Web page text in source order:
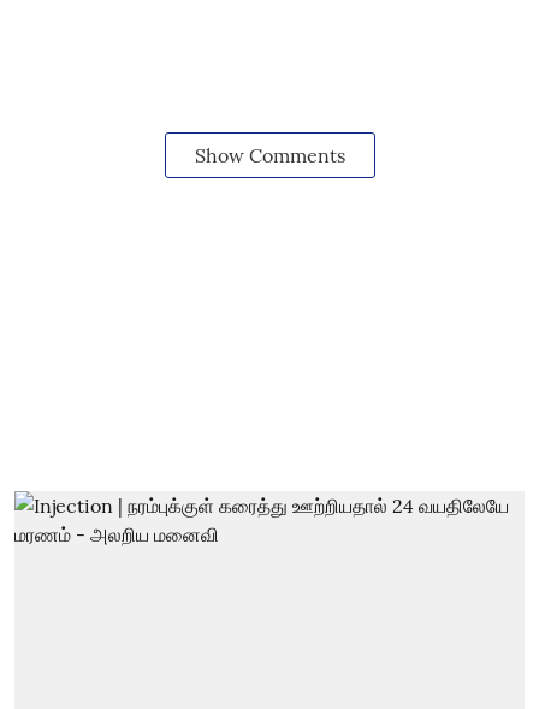
Show Comments